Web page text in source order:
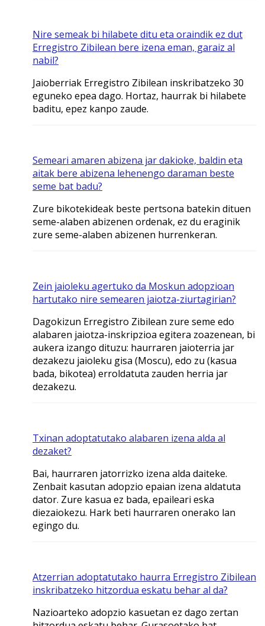
Nire semeak bi hilabete ditu eta oraindik ez dut
Erregistro Zibilean bere izena eman, garaiz al
nabil?
Jaioberriak Erregistro Zibilean inskribatzeko 30
eguneko epea dago. Hortaz, haurrak bi hilabete
baditu, epez kanpo zaude.
Semeari amaren abizena jar dakioke, baldin eta
aitak bere abizena lehenengo daraman beste
seme bat badu?
Zure bikotekideak beste pertsona batekin dituen
seme-alaben abizenen ordenak, ez du eraginik
zure seme-alaben abizenen hurrenkeran.
Zein jaioleku agertuko da Moskun adopzioan
hartutako nire semearen jaiotza-ziurtagirian?
Dagokizun Erregistro Zibilean zure seme edo
alabaren jaiotza-inskripzioa egitera zoazenean, bi
aukera izango dituzu: haurraren jaioterria jar
dezakezu jaioleku gisa (Moscu), edo zu (kasua
bada, bikotea) erroldatuta zauden herria jar
dezakezu.
Txinan adoptatutako alabaren izena alda al
dezaket?
Bai, haurraren jatorrizko izena alda daiteke.
Zenbait kasutan adopzio epaian izena aldatuta
dator. Zure kasua ez bada, epaileari eska
diezaiokezu. Hark beti haurraren onerako lan
egingo du.
Atzerrian adoptatutako haurra Erregistro Zibilean
inskribatzeko hitzordua eskatu behar al da?
Nazioarteko adopzio kasuetan ez dago zertan